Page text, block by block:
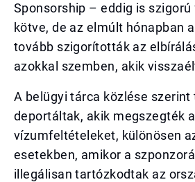
Sponsorship – eddig is
kötve, de az elmúlt hónapban
tovább szigorították az
azokkal szemben, akik
A belügyi tárca közlése
deportáltak, akik megszegték a
vízumfeltételeket, különösen
esetekben, amikor a
illegálisan tartózkodtak az